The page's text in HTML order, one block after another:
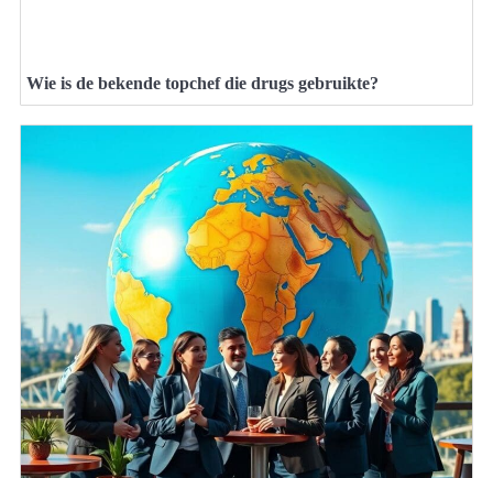
Wie is de bekende topchef die drugs gebruikte?